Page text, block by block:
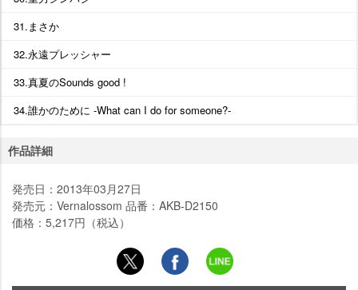
31.まさか
32.永遠プレッシャー
33.真夏のSounds good !
34.誰かのために -What can I do for someone?-
作品詳細
発売日：2013年03月27日
発売元：Vernalossom 品番：AKB-D2150
価格：5,217円（税込）